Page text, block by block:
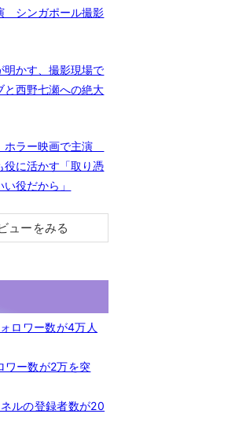
シンガポール撮影
明かす、撮影現場で
と西野七瀬への絶大
ホラー映画で主演
役に活かす「取り憑
役だから」
ューをみる
ロワー数が4万人
ー数が2万を突
ルの登録者数が20